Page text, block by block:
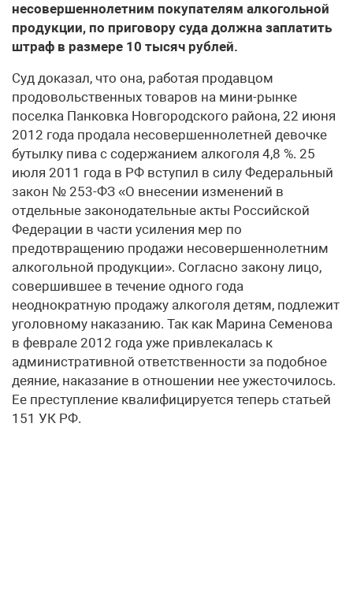
несовершеннолетним покупателям алкогольной
продукции, по приговору суда должна заплатить
штраф в размере 10 тысяч рублей.
Суд доказал, что она, работая продавцом
продовольственных товаров на мини-рынке
поселка Панковка Новгородского района, 22 июня
2012 года продала несовершеннолетней девочке
бутылку пива с содержанием алкоголя 4,8 %. 25
июля 2011 года в РФ вступил в силу Федеральный
закон № 253-ФЗ «О внесении изменений в
отдельные законодательные акты Российской
Федерации в части усиления мер по
предотвращению продажи несовершеннолетним
алкогольной продукции». Согласно закону лицо,
совершившее в течение одного года
неоднократную продажу алкоголя детям, подлежит
уголовному наказанию. Так как Марина Семенова
в феврале 2012 года уже привлекалась к
административной ответственности за подобное
деяние, наказание в отношении нее ужесточилось.
Ее преступление квалифицируется теперь статьей
151 УК РФ.